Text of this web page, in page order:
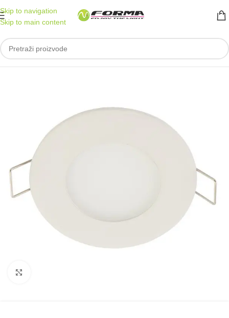
Skip to navigation
Skip to main content